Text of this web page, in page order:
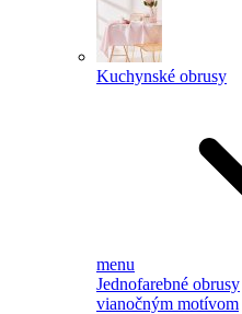
Kuchynské obrusy
menu
Jednofarebné obrusy
vianočným motívom